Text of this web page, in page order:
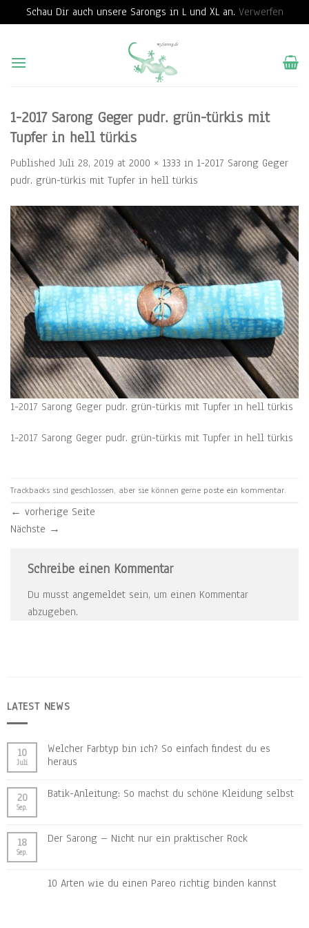
Schau Dir auch unsere Sarongs in L und XL an. Verwerfen
content
1-2017 Sarong Geger pudr. grün-türkis mit
Tupfer in hell türkis
Published Juli 28, 2019 at 2000 × 1333 in 1-2017 Sarong Geger
pudr. grün-türkis mit Tupfer in hell türkis
1-2017 Sarong Geger pudr. grün-türkis mit Tupfer in hell türkis
1-2017 Sarong Geger pudr. grün-türkis mit Tupfer in hell türkis
Trackbacks sind geschlossen, aber sie können gerne poste ein kommentar.
← vorherige Seite
Nächste →
Schreibe einen Kommentar
Du musst angemeldet sein, um einen Kommentar
abzugeben.
LATEST NEWS
10
Juli
Welcher Farbtyp bin ich? So einfach findest du es
heraus
20
Sep.
Batik-Anleitung: So machst du schöne Kleidung selbst
18
Sep.
Der Sarong – Nicht nur ein praktischer Rock
10 Arten wie du einen Pareo richtig binden kannst